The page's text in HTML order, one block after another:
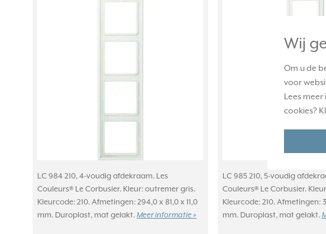
Wij
Om u de
voor
Lees meer
cookies?
LC 984 210, 4-voudig afdekraam. Les
Couleurs® Le Corbusier. Kleur: outremer gris.
Kleurcode: 210. Afmetingen: 294,0 x 81,0 x 11,0
mm. Duroplast, mat gelakt. Meer informatie »
LC 985 210, 5-voudig
Couleurs® Le Corbusier.
Kleurcode: 210. Afmetingen:
mm. Duroplast, mat gelakt.